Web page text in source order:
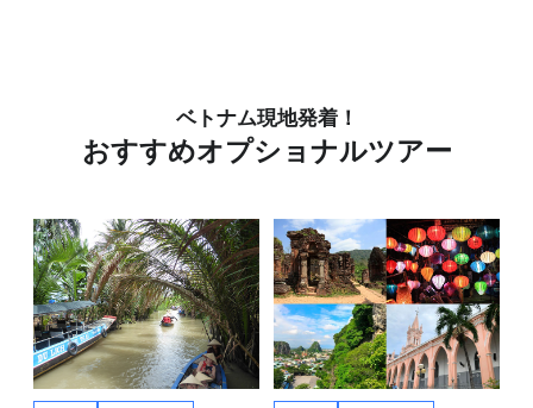
ベトナム現地発着！
おすすめオプショナルツアー